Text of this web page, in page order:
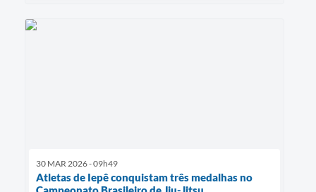
30 MAR 2026 - 09h49
Atletas de Iepê conquistam três medalhas no